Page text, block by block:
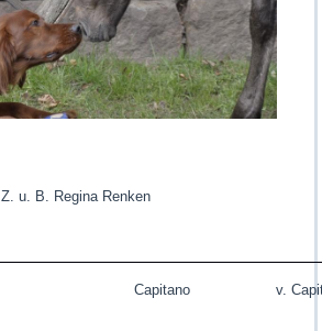
Z. u. B. Regina Renken
Capitano v.